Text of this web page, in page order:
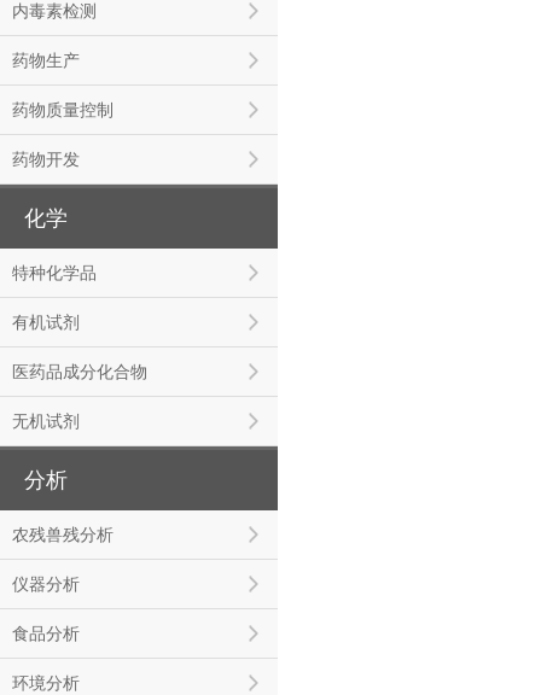
内毒素检测
药物生产
药物质量控制
药物开发
化学
特种化学品
有机试剂
医药品成分化合物
无机试剂
分析
农残兽残分析
仪器分析
食品分析
环境分析